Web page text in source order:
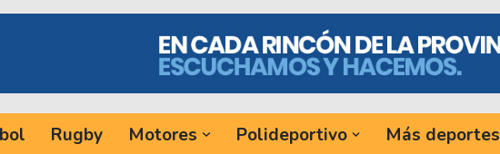
Rugby Motores Polideportivo Más deportes